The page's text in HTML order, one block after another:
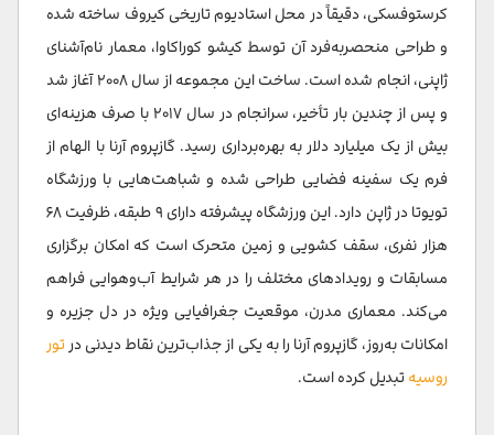
کرستوفسکی، دقیقاً در محل استادیوم تاریخی کیروف ساخته شده
و طراحی منحصربه‌فرد آن توسط کیشو کوراکاوا، معمار نام‌آشنای
ژاپنی، انجام شده است. ساخت این مجموعه از سال ۲۰۰۸ آغاز شد
و پس از چندین بار تأخیر، سرانجام در سال ۲۰۱۷ با صرف هزینه‌ای
بیش از یک میلیارد دلار به بهره‌برداری رسید. گازپروم آرنا با الهام از
فرم یک سفینه فضایی طراحی شده و شباهت‌هایی با ورزشگاه
تویوتا در ژاپن دارد. این ورزشگاه پیشرفته دارای ۹ طبقه، ظرفیت ۶۸
هزار نفری، سقف کشویی و زمین متحرک است که امکان برگزاری
مسابقات و رویدادهای مختلف را در هر شرایط آب‌وهوایی فراهم
می‌کند. معماری مدرن، موقعیت جغرافیایی ویژه در دل جزیره و
امکانات به‌روز، گازپروم آرنا را به یکی از جذاب‌ترین نقاط دیدنی در تور
روسیه تبدیل کرده است.